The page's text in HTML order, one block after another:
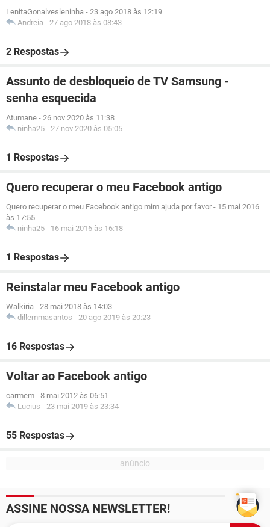
LenitaGonalvesleninha - 23 ago 2018 às 12:19
Andreia - 27 ago 2018 às 08:43
2 Respostas
Assunto de desbloqueio de TV Samsung -
senha esquecida
Atumane - 26 nov 2020 às 11:38
ninha25 - 27 nov 2020 às 05:05
1 Respostas
Quero recuperar o meu Facebook antigo
Quero recuperar o meu Facebook antigo mim ajuda por favor - 15 mai 2016
às 17:55
ninha25 - 16 mai 2016 às 16:18
1 Respostas
Reinstalar meu Facebook antigo
Walkiria - 28 mai 2018 às 14:03
dillemmasantos - 20 ago 2019 às 20:23
16 Respostas
Voltar ao Facebook antigo
carmem - 8 mai 2012 às 06:51
Lucius - 23 mai 2019 às 23:34
55 Respostas
ASSINE NOSSA NEWSLETTER!